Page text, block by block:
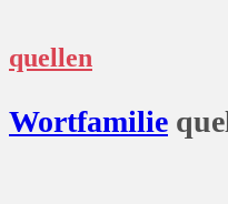
quellen
Wortfamilie